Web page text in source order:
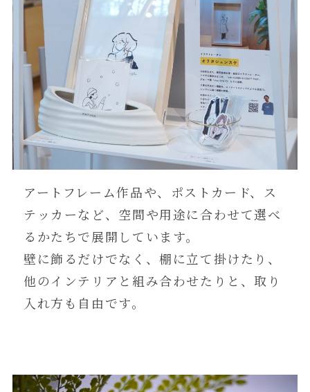
アートフレーム作品や、ポストカード、ス
テッカーなど、空間や用途に合わせて選べ
るかたちで展開しています。
壁に飾るだけでなく、棚に立て掛けたり、
他のインテリアと組み合わせたりと、取り
入れ方も自由です。